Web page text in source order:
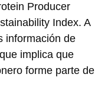
Producer
Index. A
información de
implica que
forme parte de